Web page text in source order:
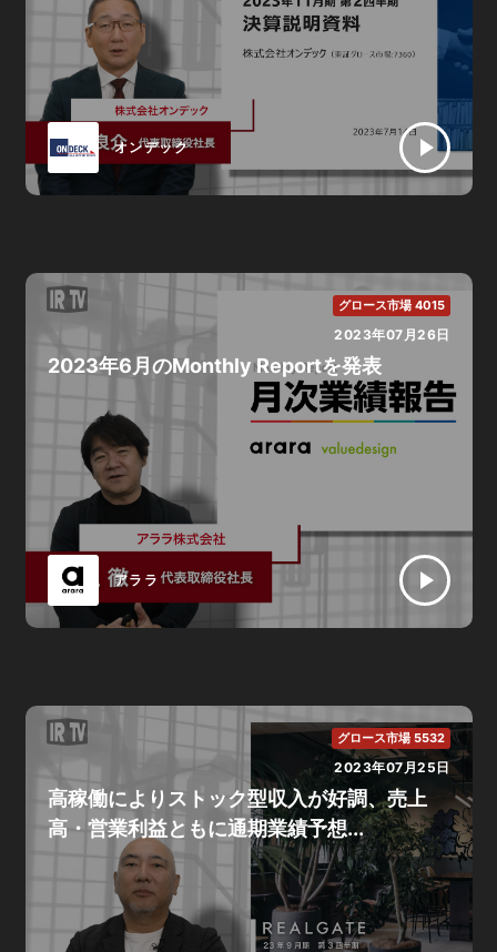
オンデック
グロース市場 4015
2023年07月26日
アララ
2023年6月のMonthly Reportを発表
グロース市場 5532
2023年07月25日
高稼働によりストック型収入が好調、売上
高・営業利益ともに通期業績予想...